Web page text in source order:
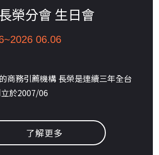
榮分會 生日會
06.06
商務引薦機構 長榮是連續三年全台
於2007/06
了解更多